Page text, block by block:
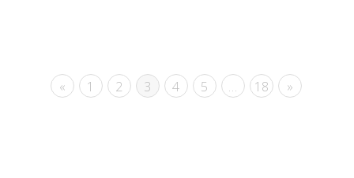
« 1 2 3 4 5 … 18 »